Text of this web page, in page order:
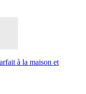
à la maison et